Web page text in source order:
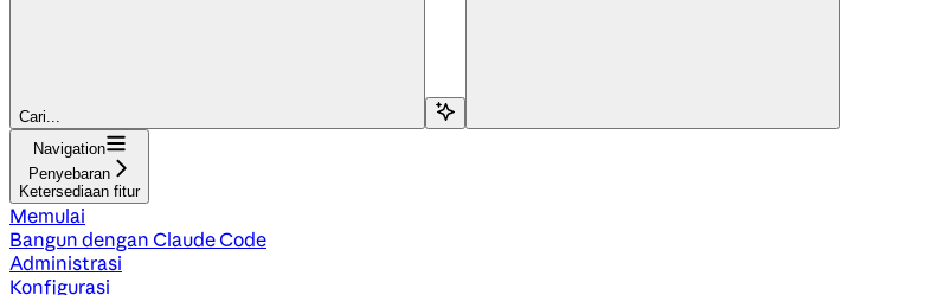
Cari...
Navigation
Penyebaran
Ketersediaan fitur
Memulai
Bangun dengan Claude Code
Administrasi
Konfigurasi